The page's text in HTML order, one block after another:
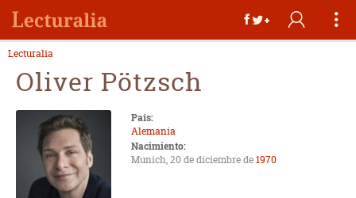
Lecturalia
Oliver Pötzsch
País:
Alemania
Nacimiento:
Munich, 20 de diciembre de1970